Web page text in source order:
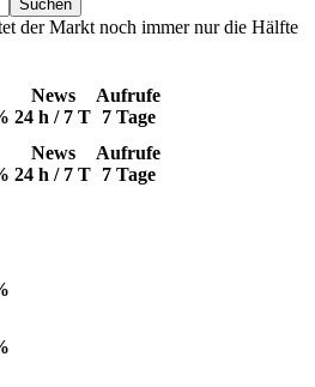
der Markt noch immer nur die Hälfte
News
24 h / 7 T
Aufrufe
7 Tage
News
24 h / 7 T
Aufrufe
7 Tage